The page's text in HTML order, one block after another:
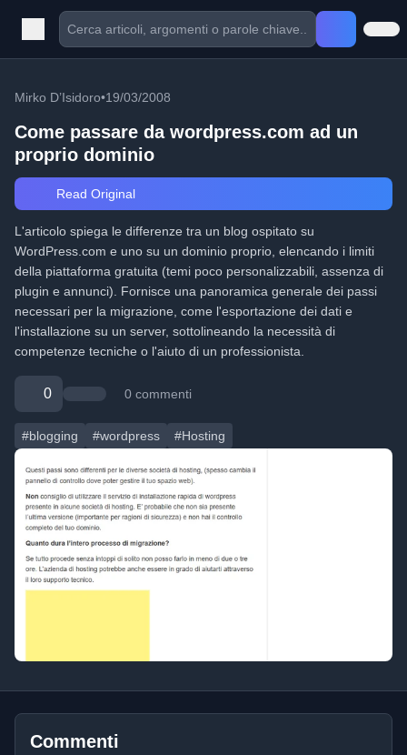
Mirko D’Isidoro•19/03/2008
Come passare da wordpress.com ad un
proprio dominio
Read Original
L'articolo spiega le differenze tra un blog ospitato su
WordPress.com e uno su un dominio proprio, elencando i limiti
della piattaforma gratuita (temi poco personalizzabili, assenza di
plugin e annunci). Fornisce una panoramica generale dei passi
necessari per la migrazione, come l'esportazione dei dati e
l'installazione su un server, sottolineando la necessità di
competenze tecniche o l'aiuto di un professionista.
0 0 commenti
#blogging #wordpress #Hosting
Commenti